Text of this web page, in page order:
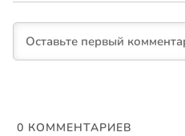
0 КОММЕНТАРИЕВ